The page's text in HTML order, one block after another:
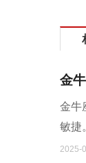
金
金牛
敏捷
2025-